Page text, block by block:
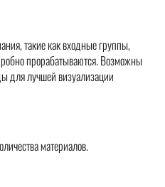
такие как входные группы,
прорабатываются. Возможны
для лучшей визуализации
материалов.